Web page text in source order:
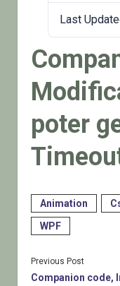
Last
poter
Animation
WPF
Previous Post
Companion code,